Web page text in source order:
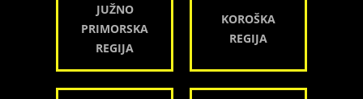
JUŽNO
PRIMORSKA
REGIJA
KOROŠKA
REGIJA